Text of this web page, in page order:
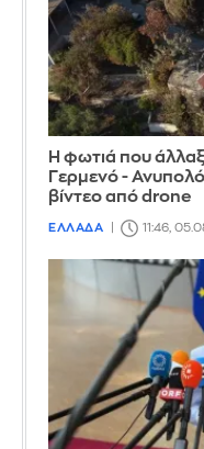
Η φωτιά που
Γερμενό -
βίντεο από drone
ΕΛΛΑΔΑ 11:46,